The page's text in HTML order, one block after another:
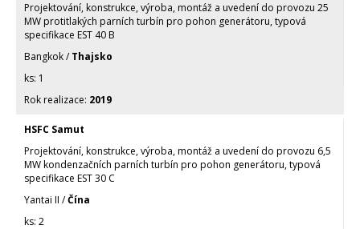
Projektování, konstrukce, výroba, montáž a uvedení do provozu 25
MW protitlakých parních turbín pro pohon generátoru, typová
specifikace EST 40 B
Bangkok /Thajsko
1
2019
HSFC Samut
Projektování, konstrukce, výroba, montáž a uvedení do provozu 6,5
MW kondenzačních parních turbín pro pohon generátoru, typová
specifikace EST 30 C
Yantai II /Čína
2